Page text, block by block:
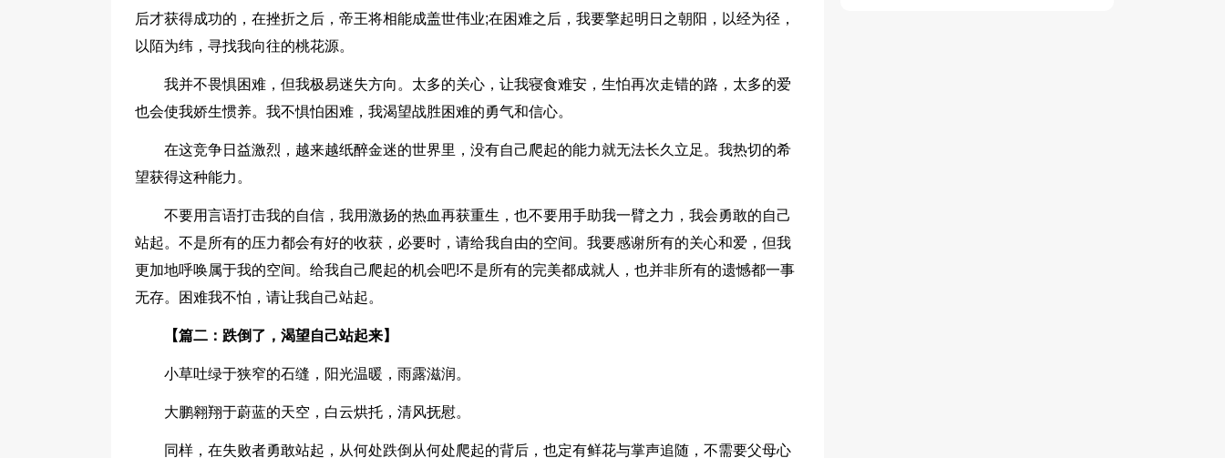
后才获得成功的，在挫折之后，帝王将相能成盖世伟业;在困难之后，我要擎起明日之朝阳，以经为径，
以陌为纬，寻找我向往的桃花源。
我并不畏惧困难，但我极易迷失方向。太多的关心，让我寝食难安，生怕再次走错的路，太多的爱
也会使我娇生惯养。我不惧怕困难，我渴望战胜困难的勇气和信心。
在这竞争日益激烈，越来越纸醉金迷的世界里，没有自己爬起的能力就无法长久立足。我热切的希
望获得这种能力。
不要用言语打击我的自信，我用激扬的热血再获重生，也不要用手助我一臂之力，我会勇敢的自己
站起。不是所有的压力都会有好的收获，必要时，请给我自由的空间。我要感谢所有的关心和爱，但我
更加地呼唤属于我的空间。给我自己爬起的机会吧!不是所有的完美都成就人，也并非所有的遗憾都一事
无存。困难我不怕，请让我自己站起。
【篇二：跌倒了，渴望自己站起来】
小草吐绿于狭窄的石缝，阳光温暖，雨露滋润。
大鹏翱翔于蔚蓝的天空，白云烘托，清风抚慰。
同样，在失败者勇敢站起，从何处跌倒从何处爬起的背后，也定有鲜花与掌声追随，不需要父母心